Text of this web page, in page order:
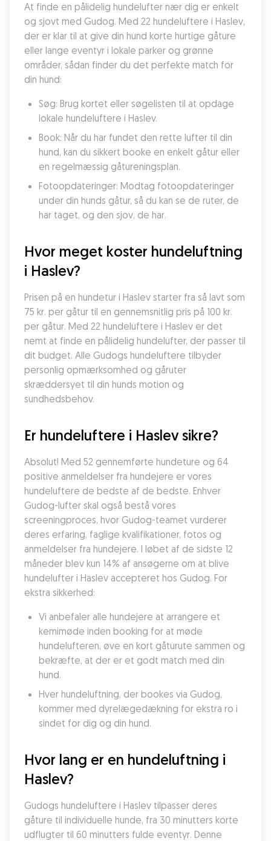
At finde en pålidelig hundelufter nær dig er enkelt
og sjovt med Gudog. Med 22 hundeluftere i Haslev,
der er klar til at give din hund korte hurtige gåture
eller lange eventyr i lokale parker og grønne
områder, sådan finder du det perfekte match for
din hund:
Søg: Brug kortet eller søgelisten til at opdage
lokale hundeluftere i Haslev.
Book: Når du har fundet den rette lufter til din
hund, kan du sikkert booke en enkelt gåtur eller
en regelmæssig gåtureningsplan.
Fotoopdateringer: Modtag fotoopdateringer
under din hunds gåtur, så du kan se de ruter, de
har taget, og den sjov, de har.
Hvor meget koster hundeluftning
i Haslev?
Prisen på en hundetur i Haslev starter fra så lavt som
75 kr. per gåtur til en gennemsnitlig pris på 100 kr.
per gåtur. Med 22 hundeluftere i Haslev er det
nemt at finde en pålidelig hundelufter, der passer til
dit budget. Alle Gudogs hundeluftere tilbyder
personlig opmærksomhed og gåruter
skræddersyet til din hunds motion og
sundhedsbehov.
Er hundeluftere i Haslev sikre?
Absolut! Med 52 gennemførte hundeture og 64
positive anmeldelser fra hundejere er vores
hundeluftere de bedste af de bedste. Enhver
Gudog-lufter skal også bestå vores
screeningproces, hvor Gudog-teamet vurderer
deres erfaring, faglige kvalifikationer, fotos og
anmeldelser fra hundejere. I løbet af de sidste 12
måneder blev kun 14% af ansøgerne om at blive
hundelufter i Haslev accepteret hos Gudog. For
ekstra sikkerhed:
Vi anbefaler alle hundejere at arrangere et
kemimøde inden booking for at møde
hundelufteren, øve en kort gåturute sammen og
bekræfte, at der er et godt match med din
hund.
Hver hundeluftning, der bookes via Gudog,
kommer med dyrelægedækning for ekstra ro i
sindet for dig og din hund.
Hvor lang er en hundeluftning i
Haslev?
Gudogs hundeluftere i Haslev tilpasser deres
gåture til individuelle hunde, fra 30 minutters korte
udflugter til 60 minutters fulde eventyr. Denne